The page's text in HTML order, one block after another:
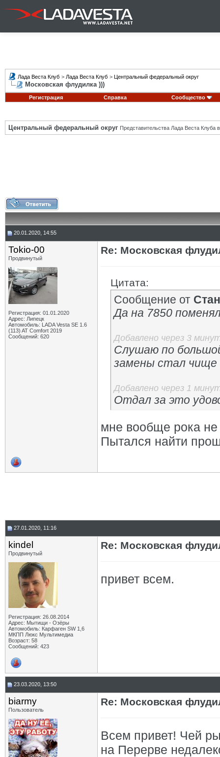
Лада Веста Клуб > Лада Веста Клуб > Центральный федеральный округ
Московская флудилка )))
Регистрация Справка Сообщество
Центральный федеральный округ Представительства Лада Веста Клуба
20.01.2020, 14:55
Tokio-00
Продвинутый
Регистрация: 01.01.2020
Адрес: Липецк
Автомобиль: LADA Vesta SE 1.6
(113) AT Comfort 2019
Сообщений: 620
Re: Московская
Цитата:
Сообщение от
Да на 7850
Добавлено через 3
Слушаю по
замены стал чище
Добавлено через 1
Отдал за это
мне вообще рока не
Пытался найти
27.01.2020, 11:16
kindel
Продвинутый
Регистрация: 26.08.2014
Адрес: Мытищи - Озёры
Автомобиль: Карфаген SW 1,6
МКПП Люкс Мультимедиа
Возраст: 58
Сообщений: 423
Re: Московская
привет всем.
23.03.2020, 13:50
biarmy
Пользователь
Re: Московская
Всем привет! Чей
на Перерве